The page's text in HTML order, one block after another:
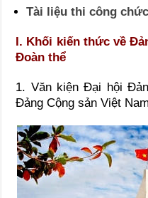
Tài liệu thi công
I. Khối kiến thức về
Đoàn thể
1. Văn kiện Đại hội
Đảng Cộng sản Việt